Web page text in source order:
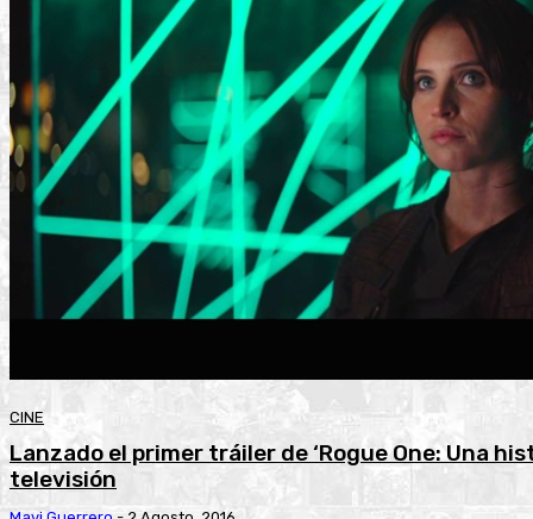
CINE
Lanzado el primer tráiler de ‘Rogue One: Una
televisión